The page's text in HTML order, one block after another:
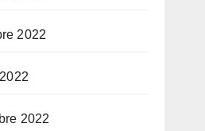
2022
2022